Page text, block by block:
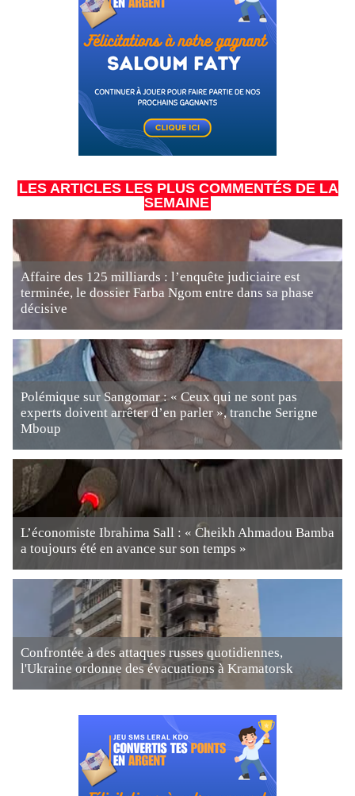
LES ARTICLES LES PLUS COMMENTÉS DE LA
SEMAINE
Affaire des 125 milliards : l’enquête judiciaire est
terminée, le dossier Farba Ngom entre dans sa phase
décisive
Polémique sur Sangomar : « Ceux qui ne sont pas
experts doivent arrêter d’en parler », tranche Serigne
Mboup
L’économiste Ibrahima Sall : « Cheikh Ahmadou Bamba
a toujours été en avance sur son temps »
Confrontée à des attaques russes quotidiennes,
l'Ukraine ordonne des évacuations à Kramatorsk